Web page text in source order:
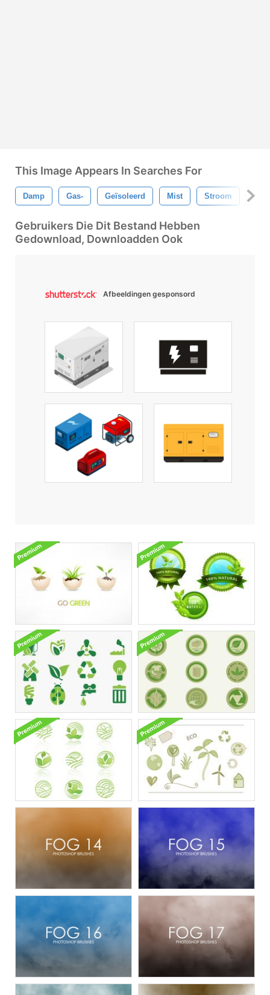
This Image Appears In Searches For
Damp Gas- Geïsoleerd Mist Stroom
Gebruikers Die Dit Bestand Hebben
Gedownload, Downloadden Ook
Afbeeldingen gesponsord